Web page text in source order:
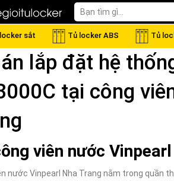
sắt Tủ locker ABS Tủ
lắp đặt hệ
tại công
viên nước
nước Vinpearl Nha Trang nằm trong quần